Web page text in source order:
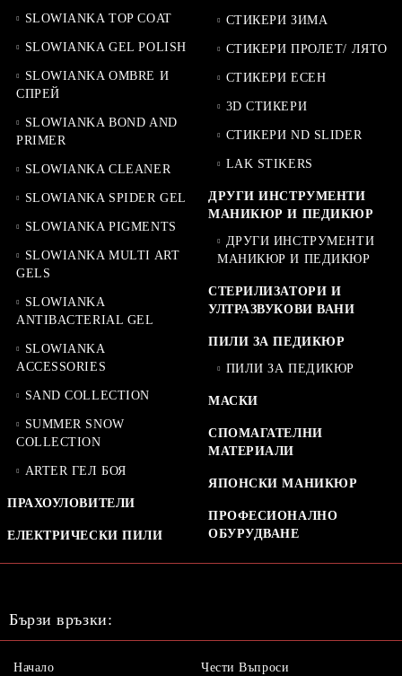
SLOWIANKA TOP COAT
SLOWIANKA GEL POLISH
SLOWIANKA OMBRE И
СПРЕЙ
SLOWIANKA BOND AND
PRIMER
SLOWIANKA CLEANER
SLOWIANKA SPIDER GEL
SLOWIANKA PIGMENTS
SLOWIANKA MULTI ART
GELS
SLOWIANKA
ANTIBACTERIAL GEL
SLOWIANKA
ACCESSORIES
SAND COLLECTION
SUMMER SNOW
COLLECTION
ARTER ГЕЛ БОЯ
ПРАХОУЛОВИТЕЛИ
ЕЛЕКТРИЧЕСКИ ПИЛИ
СТИКЕРИ ЗИМА
СТИКЕРИ ПРОЛЕТ/ ЛЯТО
СТИКЕРИ ЕСЕН
3D СТИКЕРИ
СТИКЕРИ ND SLIDER
LAK STIKERS
ДРУГИ ИНСТРУМЕНТИ
МАНИКЮР И ПЕДИКЮР
ДРУГИ ИНСТРУМЕНТИ
МАНИКЮР И ПЕДИКЮР
СТЕРИЛИЗАТОРИ И
УЛТРАЗВУКОВИ ВАНИ
ПИЛИ ЗА ПЕДИКЮР
ПИЛИ ЗА ПЕДИКЮР
МАСКИ
СПОМАГАТЕЛНИ
МАТЕРИАЛИ
ЯПОНСКИ МАНИКЮР
ПРОФЕСИОНАЛНО
ОБУРУДВАНЕ
Бързи връзки:
Начало Чести Въпроси